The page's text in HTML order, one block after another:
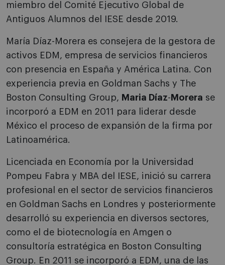
miembro del Comité Ejecutivo Global de
Antiguos Alumnos del IESE desde 2019.
María Díaz-Morera es consejera de la gestora de
activos EDM, empresa de servicios financieros
con presencia en España y América Latina. Con
experiencia previa en Goldman Sachs y The
Boston Consulting Group, Maria Díaz- Morera se
incorporó a EDM en 2011 para liderar desde
México el proceso de expansión de la firma por
Latinoamérica.
Licenciada en Economía por la Universidad
Pompeu Fabra y MBA del IESE, inició su carrera
profesional en el sector de servicios financieros
en Goldman Sachs en Londres y posteriormente
desarrolló su experiencia en diversos sectores,
como el de biotecnología en Amgen o
consultoría estratégica en Boston Consulting
Group. En 2011 se incorporó a EDM, una de las